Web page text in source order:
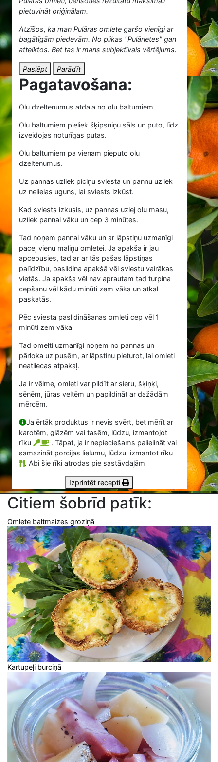
pietuvināt oriģinālam.
Atzīšos, ka man Pulāras omlete garšo vienīgi ar
bagātīgām piedevām. No plikas "Pulārietes" gan
atteiktos. Bet tas ir mans subjektīvais vērtējums.
Paslēpt Parādīt
Pagatavošana:
Olu dzeltenumus atdala no olu baltumiem.
Olu baltumiem pieliek šķipsniņu sāls un puto, līdz
izveidojas noturīgas putas.
Olu baltumiem pa vienam pieputo olu
dzeltenumus.
Uz pannas uzliek piciņu sviesta un pannu uzliek
uz nelielas uguns, lai sviests izkūst.
Kad sviests izkusis, uz pannas uzlej olu masu,
uzliek pannai vāku un cep 3 minūtes.
Tad noņem pannai vāku un ar lāpstiņu uzmanīgi
paceļ vienu maliņu omletei. Ja apakša ir jau
apcepusies, tad ar ar tās pašas lāpstiņas
palīdzību, paslidina apakšā vēl sviestu vairākas
vietās. Ja apakša vēl nav aprautam tad turpina
cepšanu vēl kādu minūti zem vāka un atkal
paskatās.
Pēc sviesta paslidināšanas omleti cep vēl 1
minūti zem vāka.
Tad omelti uzmanīgi noņem no pannas un
pārloka uz pusēm, ar lāpstiņu pieturot, lai omleti
neatliecas atpakaļ.
Ja ir vēlme, omleti var pildīt ar sieru, šķiņķi,
sēnēm, jūras veltēm un papildināt ar dažādām
mērcēm.
Ja ērtāk produktus ir nevis svērt, bet mērīt ar
karotēm, glāzēm vai tasēm, lūdzu, izmantojot
rīku
. Tāpat, ja ir nepieciešams palielināt vai
samazināt porcijas lielumu, lūdzu, izmantot rīku
. Abi šie rīki atrodas pie sastāvdaļām
Izprintēt recepti
Citiem šobrīd patīk:
Omlete baltmaizes groziņā
Kartupeļi burciņā